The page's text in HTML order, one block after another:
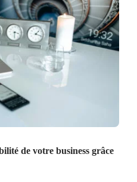
de votre business grâce